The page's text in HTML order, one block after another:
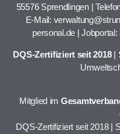
55576 Sprendlingen |
E-Mail:
personal.de | Jobportal:
DQS-Zertifiziert seit 2018|
Mitglied im
DQS-Zertifiziert seit 2018 |